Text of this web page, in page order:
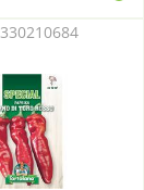
330210684